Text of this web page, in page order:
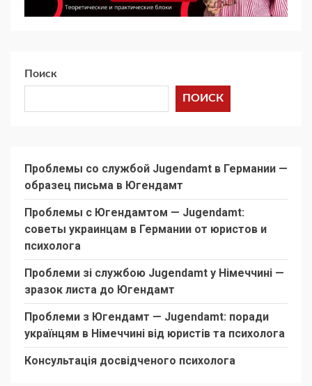
Поиск
ПОИСК
Проблемы со службой Jugendamt в Германии —
образец письма в Югендамт
Проблемы с Югендамтом — Jugendamt:
советы украинцам в Германии от юристов и
психолога
Проблеми зі службою Jugendamt у Німеччині —
зразок листа до Югендамт
Проблеми з Югендамт — Jugendamt: поради
українцям в Німеччині від юристів та психолога
Консультація досвідченого психолога